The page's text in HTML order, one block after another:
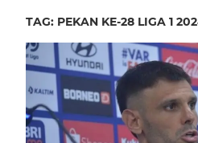
TAG: PEKAN KE-28 LIGA 1